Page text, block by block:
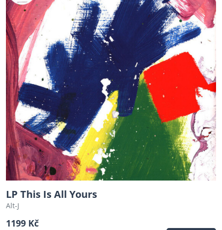
LP This Is All Yours
Alt-J
1199 Kč